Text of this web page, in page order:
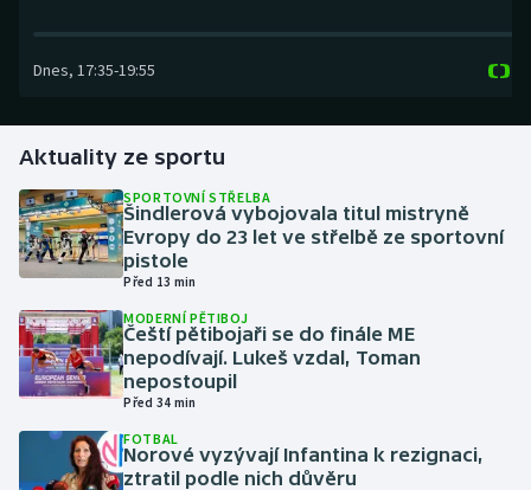
Gymnastika
Házená
Jezdectví
Judo
Krasobruslení
Lezení
Dnes, 17:35-19:55
Aktuality ze sportu
SPORTOVNÍ STŘELBA
Šindlerová vybojovala titul mistryně
Evropy do 23 let ve střelbě ze sportovní
pistole
Před 13 min
MODERNÍ PĚTIBOJ
Čeští pětibojaři se do finále ME
nepodívají. Lukeš vzdal, Toman
nepostoupil
Před 34 min
FOTBAL
Norové vyzývají Infantina k rezignaci,
ztratil podle nich důvěru